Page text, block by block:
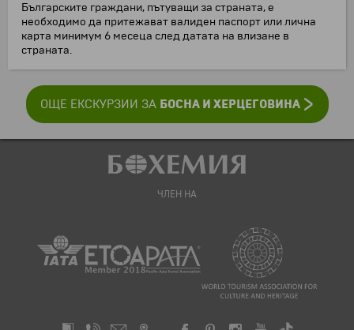
Българските граждани, пътуващи за страната, е
необходимо да притежават валиден паспорт или лична
карта минимум 6 месеца след датата на влизане в
страната.
ОЩЕ ЕКСКУРЗИИ ЗА БОСНА И ХЕРЦЕГОВИНА
ЧЛЕН НА